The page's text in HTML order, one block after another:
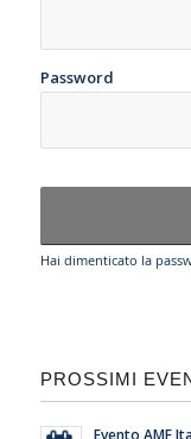
Password
Hai dimenticato la
PROSSIMI
Evento AMF